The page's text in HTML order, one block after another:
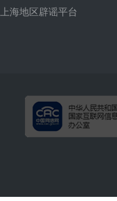
上海地区辟谣平台